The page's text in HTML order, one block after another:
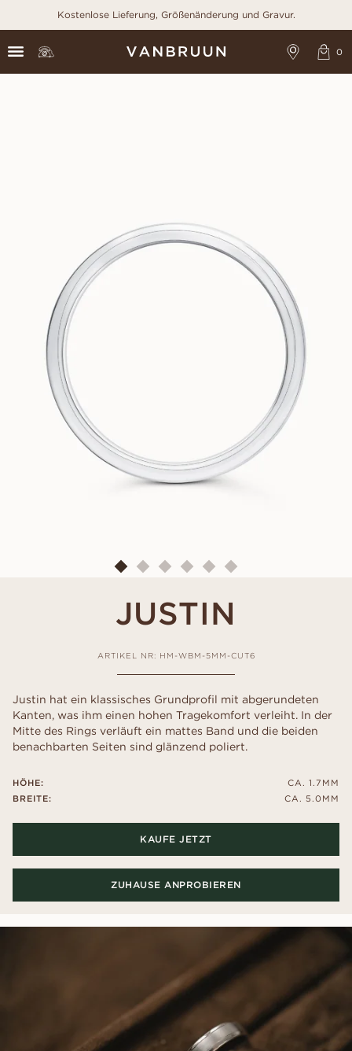
Kostenlose Lieferung, Größenänderung und Gravur.
JUSTIN
ARTIKEL NR: HM-WBM-5MM-CUT6
Justin hat ein klassisches Grundprofil mit abgerundeten
Kanten, was ihm einen hohen Tragekomfort verleiht. In der
Mitte des Rings verläuft ein mattes Band und die beiden
benachbarten Seiten sind glänzend poliert.
HÖHE:
BREITE:
CA. 1.7MM
CA. 5.0MM
KAUFE JETZT
ZUHAUSE ANPROBIEREN